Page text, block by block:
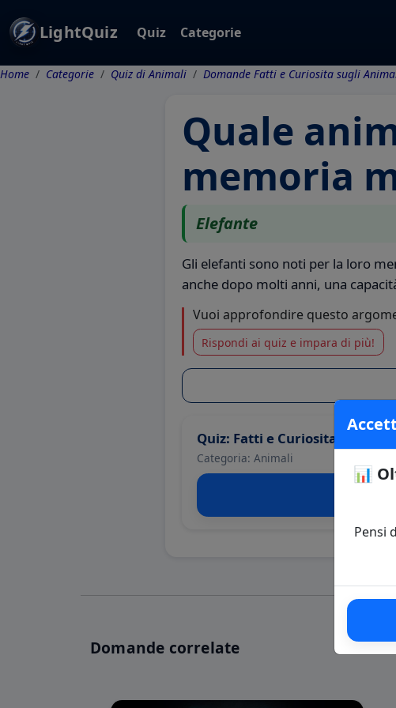
LightQuiz Quiz Categorie
Home Categorie Quiz di Animali Domande Fatti e Curiosita sugli
📊
Pensi
Quale
memoria
Elefante
Gli elefanti sono noti per la loro
anche dopo molti anni, una
Vuoi approfondire questo
Rispondi ai quiz e impara di più!
Quiz: Fatti e Curiosita sugli
Categoria: Animali
Domande correlate